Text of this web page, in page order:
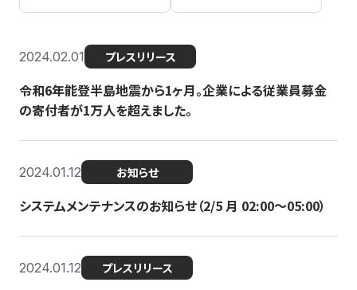
2024.02.01 プレスリリース
令和6年能登半島地震から1ヶ月。企業による従業員募金
の寄付者が1万人を超えました。
2024.01.12 お知らせ
システムメンテナンスのお知らせ（2/5 月 02:00〜05:00）
2024.01.12 プレスリリース